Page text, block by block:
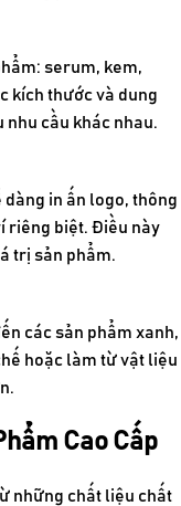
serum, kem,
kích thước và dung
cầu khác nhau.
dàng in ấn logo, thông
riêng biệt. Điều này
trị sản phẩm.
các sản phẩm xanh,
hoặc làm từ vật liệu
Cao Cấp
những chất liệu chất